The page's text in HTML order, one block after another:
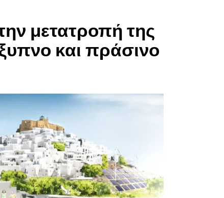
μετατροπή της
και πράσινο